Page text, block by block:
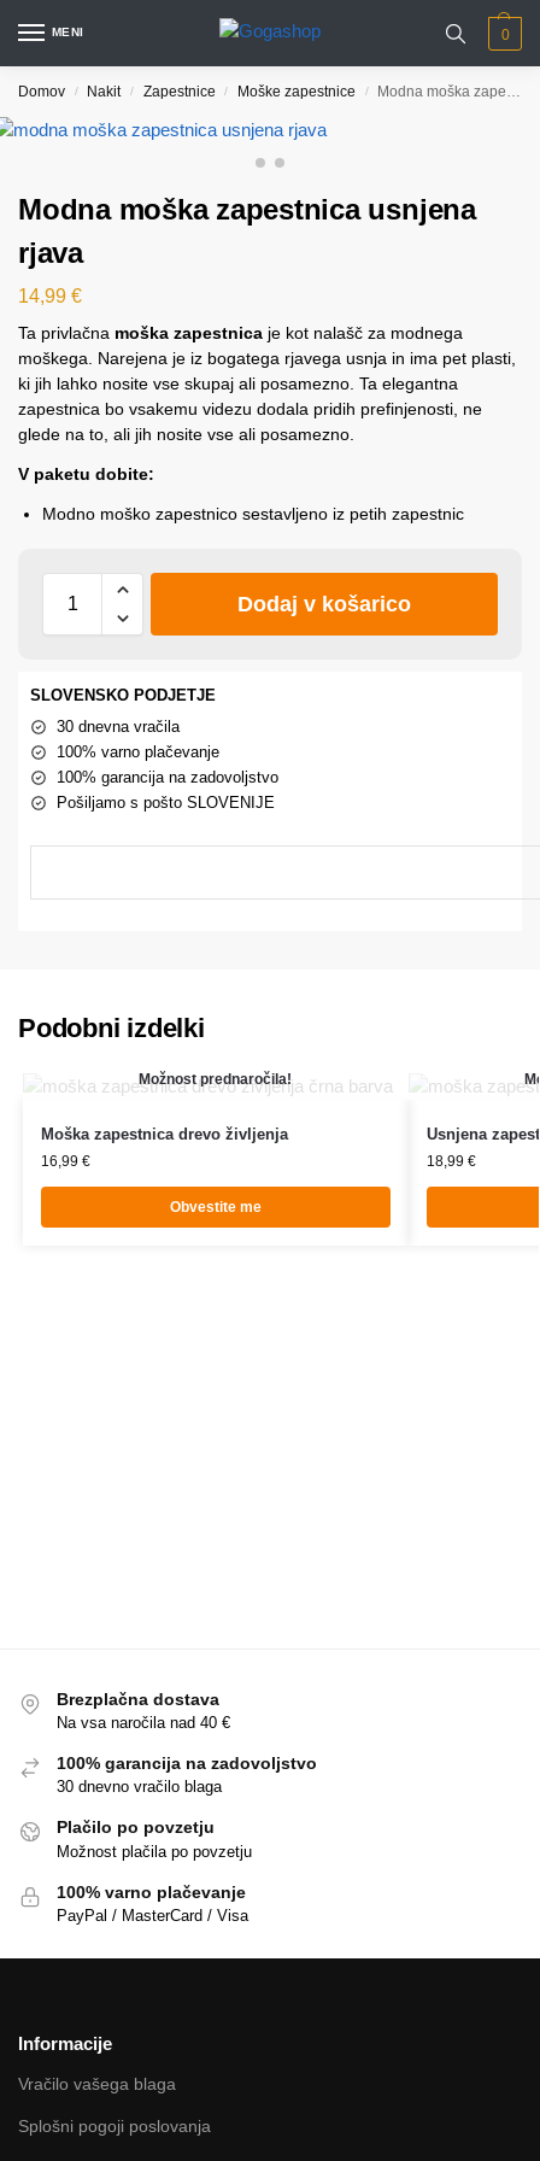
MENI 0
Domov / Nakit / Zapestnice / Moške zapestnice / Modna moška zapestnica usnjena rjava
Modna moška zapestnica usnjena
rjava
14,99 €
Ta privlačna moška zapestnica je kot nalašč za modnega
moškega. Narejena je iz bogatega rjavega usnja in ima pet plasti,
ki jih lahko nosite vse skupaj ali posamezno. Ta elegantna
zapestnica bo vsakemu videzu dodala pridih prefinjenosti, ne
glede na to, ali jih nosite vse ali posamezno.
V paketu dobite:
Modno moško zapestnico sestavljeno iz petih zapestnic
Dodaj v košarico
SLOVENSKO PODJETJE
30 dnevna vračila
100% varno plačevanje
100% garancija na zadovoljstvo
Pošiljamo s pošto SLOVENIJE
Podobni izdelki
Možnost prednaročila!
Moška zapestnica drevo življenja
16,99 €
Obvestite me
Usnjena
18,99 €
Brezplačna dostava
Na vsa naročila nad 40 €
100% garancija na zadovoljstvo
30 dnevno vračilo blaga
Plačilo po povzetju
Možnost plačila po povzetju
100% varno plačevanje
PayPal / MasterCard / Visa
Informacije
Vračilo vašega blaga
Splošni pogoji poslovanja